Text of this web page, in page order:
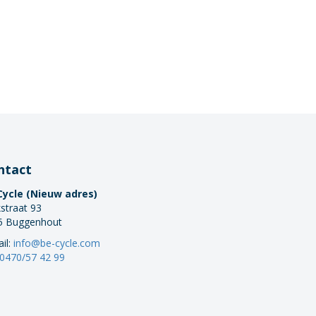
(Nieuw adres)
93
Buggenhout
info@be-cycle.com
0470/57 42 99